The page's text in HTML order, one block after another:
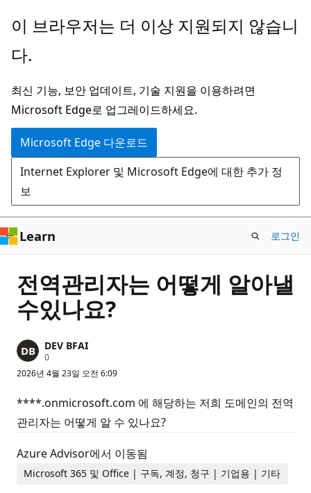
주
콘
츠
로
건
너
뛰
기
이 브라우저는 더 이상 지원되지 않습니
다.
최신 기능, 보안 업데이트, 기술 지원을 이용하려면
Microsoft Edge로 업그레이드하세요.
Microsoft Edge 다운로드
Internet Explorer 및 Microsoft Edge에 대한 추가 정
보
Learn 로그인
전역관리자는 어떻게 알아낼
수있나요?
DEV BFAI
0평
포
트
2026년 4월 23일 오전 6:09
****.onmicrosoft.com 에 해당하는 저희 도메인의 전역
관리자는 어떻게 알 수 있나요?
Azure Advisor에서 이동됨
Microsoft 365 및 Office | 구독, 계정, 청구 | 기업용 | 기타